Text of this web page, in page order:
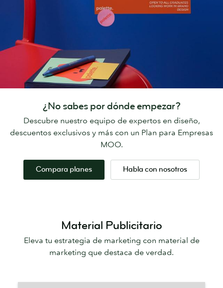
¿No sabes por dónde empezar?
Descubre nuestro equipo de expertos en diseño,
descuentos exclusivos y más con un Plan para Empresas
MOO.
Compara planes Habla con nosotros
Material Publicitario
Eleva tu estrategia de marketing con material de
marketing que destaca de verdad.